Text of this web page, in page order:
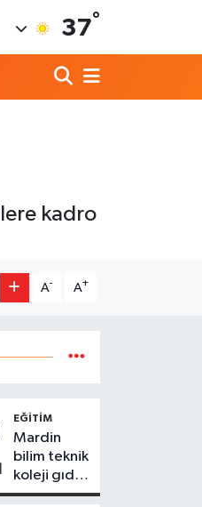
37°
kadro
A- A+
EĞİTİM
Mardin
bilim teknik
koleji gıda
teknolojisi